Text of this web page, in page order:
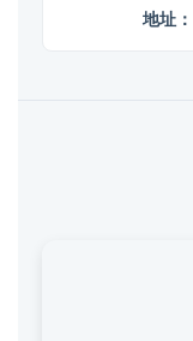
地址：